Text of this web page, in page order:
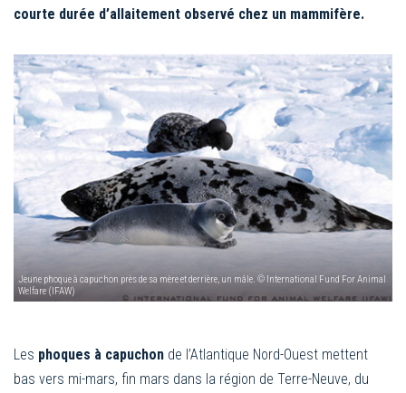
courte durée d’allaitement observé chez un mammifère.
Jeune phoque à capuchon près de sa mère et derrière, un mâle. © International Fund For Animal
Welfare (IFAW)
Les phoques à capuchon de l’Atlantique Nord-Ouest mettent
bas vers mi-mars, fin mars dans la région de Terre-Neuve, du